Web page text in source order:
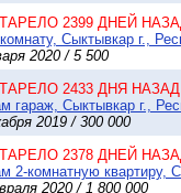
2399 ДНЕЙ
Сыктывкар г.,
2020 / 5 500
2433 ДНЯ НАЗАД
гараж, Сыктывкар г.,
2019 / 300 000
2378 ДНЕЙ
2-комнатную квартиру,
2020 / 1 800 000